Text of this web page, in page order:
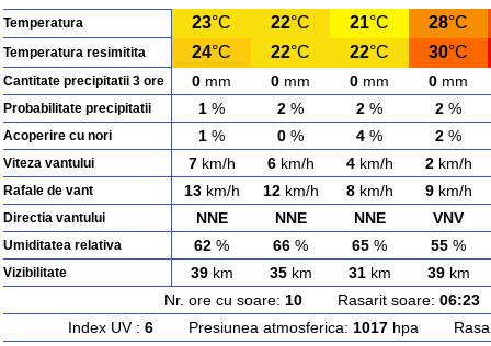
Temperatura 23°C 22°C 21°C 28°C
Temperatura resimitita 24°C 22°C 22°C 30°C
Cantitate precipitatii 3 ore 0 mm 0 mm 0 mm 0 mm
Probabilitate precipitatii 1 % 2 % 2 % 2 %
Acoperire cu nori 1 % 0 % 4 % 2 %
Viteza vantului 7km/h 6km/h 4km/h 2km/h
Rafale de vant 13km/h 12km/h 8km/h 9km/h
Directia vantului NNE NNE NNE VNV
Umiditatea relativa 62 % 66 % 65 % 55 %
Vizibilitate 39km 35km 31km 39km
Nr. ore cu soare: 10Rasarit soare: 06:23
Index UV : 6Presiunea atmosferica: 1017hpa